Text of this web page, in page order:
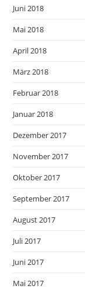
Juni 2018
Mai 2018
April 2018
März 2018
Februar 2018
Januar 2018
Dezember 2017
November 2017
Oktober 2017
September 2017
August 2017
Juli 2017
Juni 2017
Mai 2017